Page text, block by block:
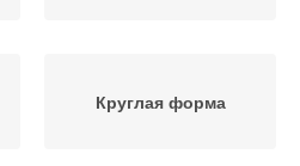
Круглая форма